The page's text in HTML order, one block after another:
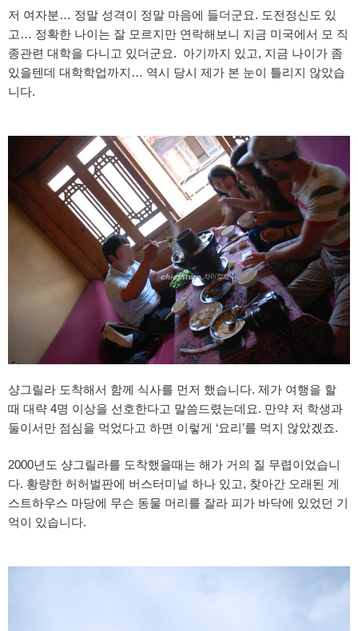
저 여자분… 정말 성격이 정말 마음에 들더군요. 도전정신도 있
고… 정확한 나이는 잘 모르지만 연락해보니 지금 미국에서 모 직
종관련 대학을 다니고 있더군요. 아기까지 있고, 지금 나이가 좀
있을텐데 대학학업까지… 역시 당시 제가 본 눈이 틀리지 않았습
니다.
샹그릴라 도착해서 함께 식사를 먼저 했습니다. 제가 여행을 할
때 대략 4명 이상을 선호한다고 말씀드렸는데요. 만약 저 학생과
둘이서만 점심을 먹었다고 하면 이렇게 ‘요리’를 먹지 않았겠죠.
2000년도 샹그릴라를 도착했을때는 해가 거의 질 무렵이었습니
다. 황량한 허허벌판에 버스터미널 하나 있고, 찾아간 오래된 게
스트하우스 마당에 무슨 동물 머리를 잘라 피가 바닥에 있었던 기
억이 있습니다.